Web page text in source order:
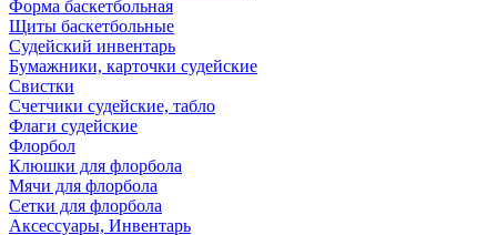
Форма баскетбольная
Щиты баскетбольные
Судейский инвентарь
Бумажники, карточки судейские
Свистки
Счетчики судейские, табло
Флаги судейские
Флорбол
Клюшки для флорбола
Мячи для флорбола
Сетки для флорбола
Аксессуары, Инвентарь